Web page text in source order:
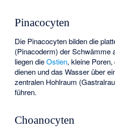
Pinacocyten
Die Pinacocyten bilden die
(Pinacoderm) der Schwämme
liegen dieOstien, kleine
dienen und das Wasser über
zentralen Hohlraum
führen.
Choanocyten